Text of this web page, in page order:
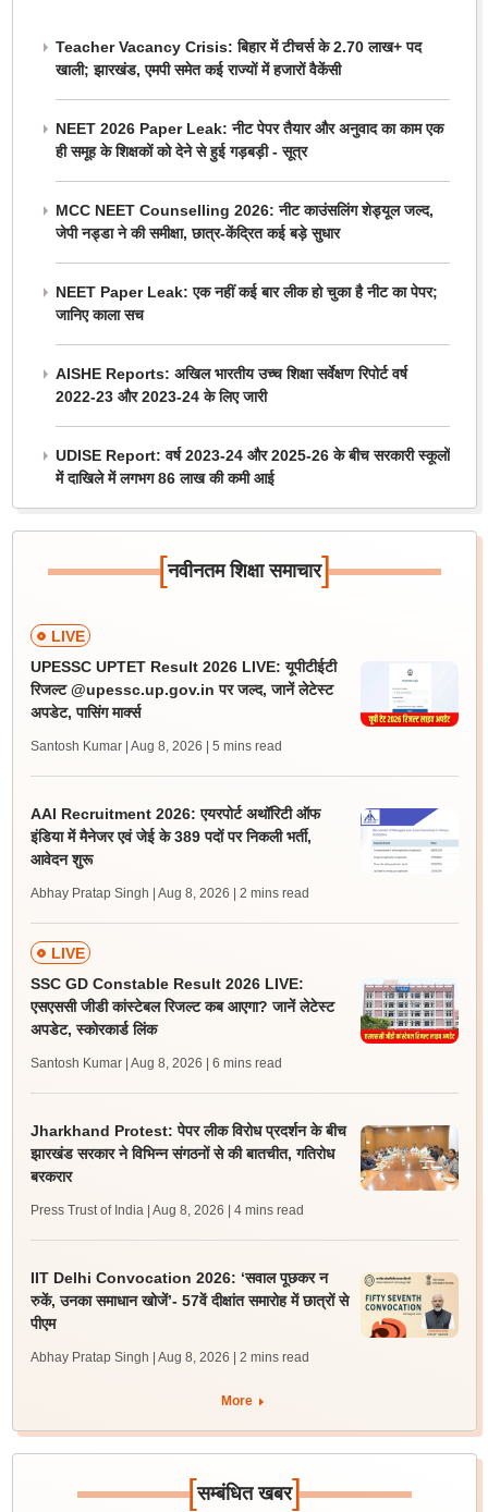
Teacher Vacancy Crisis: बिहार में टीचर्स के 2.70 लाख+ पद
खाली; झारखंड, एमपी समेत कई राज्यों में हजारों वैकेंसी
NEET 2026 Paper Leak: नीट पेपर तैयार और अनुवाद का काम एक
ही समूह के शिक्षकों को देने से हुई गड़बड़ी - सूत्र
MCC NEET Counselling 2026: नीट काउंसलिंग शेड्यूल जल्द,
जेपी नड्डा ने की समीक्षा, छात्र-केंद्रित कई बड़े सुधार
NEET Paper Leak: एक नहीं कई बार लीक हो चुका है नीट का पेपर;
जानिए काला सच
AISHE Reports: अखिल भारतीय उच्च शिक्षा सर्वेक्षण रिपोर्ट वर्ष
2022-23 और 2023-24 के लिए जारी
UDISE Report: वर्ष 2023-24 और 2025-26 के बीच सरकारी स्कूलों
में दाखिले में लगभग 86 लाख की कमी आई
[नवीनतम शिक्षा समाचार]
LIVE
UPESSC UPTET Result 2026 LIVE: यूपीटीईटी
रिजल्ट @upessc.up.gov.in पर जल्द, जानें लेटेस्ट
अपडेट, पासिंग मार्क्स
Santosh Kumar | Aug 8, 2026 | 5 mins read
AAI Recruitment 2026: एयरपोर्ट अथॉरिटी ऑफ
इंडिया में मैनेजर एवं जेई के 389 पदों पर निकली भर्ती,
आवेदन शुरू
Abhay Pratap Singh | Aug 8, 2026 | 2 mins read
LIVE
SSC GD Constable Result 2026 LIVE:
एसएससी जीडी कांस्टेबल रिजल्ट कब आएगा? जानें लेटेस्ट
अपडेट, स्कोरकार्ड लिंक
Santosh Kumar | Aug 8, 2026 | 6 mins read
Jharkhand Protest: पेपर लीक विरोध प्रदर्शन के बीच
झारखंड सरकार ने विभिन्न संगठनों से की बातचीत, गतिरोध
बरकरार
Press Trust of India | Aug 8, 2026 | 4 mins read
IIT Delhi Convocation 2026: ‘सवाल पूछकर न
रुकें, उनका समाधान खोजें’- 57वें दीक्षांत समारोह में छात्रों से
पीएम
Abhay Pratap Singh | Aug 8, 2026 | 2 mins read
More
[सम्बंधित खबर]